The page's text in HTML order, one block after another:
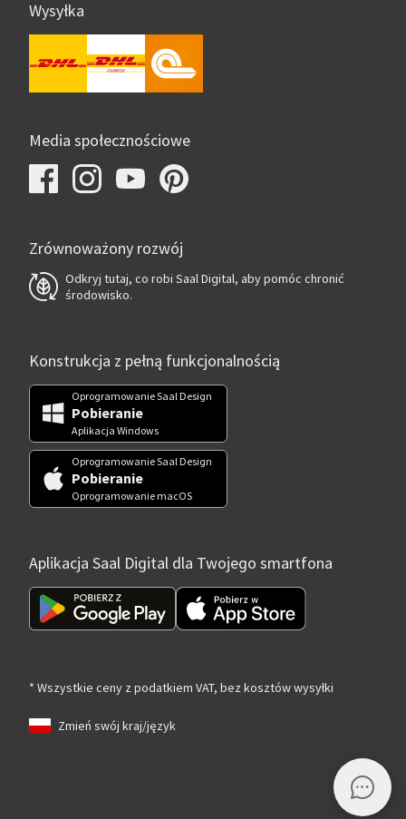
Wysyłka
Media społecznościowe
Zrównoważony rozwój
Odkryj tutaj, co robi Saal Digital, aby pomóc chronić
środowisko.
Konstrukcja z pełną funkcjonalnością
Oprogramowanie Saal Design
Pobieranie
Aplikacja Windows
Oprogramowanie Saal Design
Pobieranie
Oprogramowanie macOS
Aplikacja Saal Digital dla Twojego smartfona
* Wszystkie ceny z podatkiem VAT, bez kosztów wysyłki
Zmień swój kraj/język